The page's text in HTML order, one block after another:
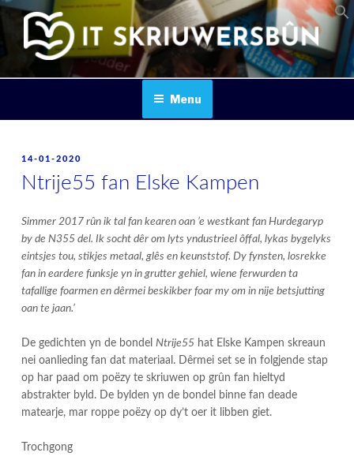
Skip
content
IT SKRIUWERSBOUN
Menu
POSTED
14-01-2020
Ntrije55 fan Elske Kampen
Simmer 2017 rûn ik tal fan kearen oan ’e westkant fan Hurdegaryp
by de N355 del. Ik socht dêr om lyts yndustrieel ôffal, lykas bygelyks
eintsjes tou, stikjes metaal, glês en keunststof. Dy fynsten, losrekke
fan in eardere funksje yn in grutter gehiel, wiene ferwurden ta
tafallige foarmen en dêrmei beskikber foar my om in nije betsjutting
oan te jaan.’
De gedichten yn de bondel Ntrije55 hat Elske Kampen skreaun
nei oanlieding fan dat materiaal. Dêrmei set se in folgjende stap
op har paad om poëzy te skriuwen op grûn fan hieltyd
abstrakter byld. De bylden yn de bondel binne fan deade
matearje, mar roppe poëzy op dy’t oer it libben giet.
Trochgong